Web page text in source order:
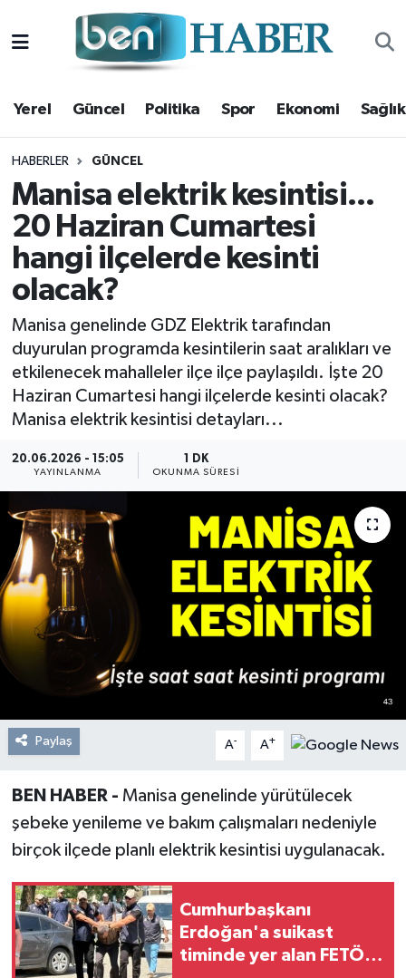
Yerel Güncel Politika Spor Ekonomi Sağlık
HABERLER GÜNCEL
Manisa elektrik kesintisi...
20 Haziran Cumartesi
hangi ilçelerde kesinti
olacak?
Manisa genelinde GDZ Elektrik tarafından
duyurulan programda kesintilerin saat aralıkları ve
etkilenecek mahalleler ilçe ilçe paylaşıldı. İşte 20
Haziran Cumartesi hangi ilçelerde kesinti olacak?
Manisa elektrik kesintisi detayları...
20.06.2026 - 15:05
YAYINLANMA
1 DK
OKUNMA SÜRESI
Paylaş A- A+
BEN HABER - Manisa genelinde yürütülecek
şebeke yenileme ve bakım çalışmaları nedeniyle
birçok ilçede planlı elektrik kesintisi uygulanacak.
Cumhurbaşkanı
Erdoğan'a suikast
timinde yer alan FETÖ
Yerel
Güncel
Politika
Spor
Ekonomi
Sağlık
Magazin
Kültür Sanat
Hava Durumu
Trafik Durumu
Süper Lig Puan Durumu ve Fikstür
Tüm Manşetler
Son Dakika Haberleri
Haber Arşivi